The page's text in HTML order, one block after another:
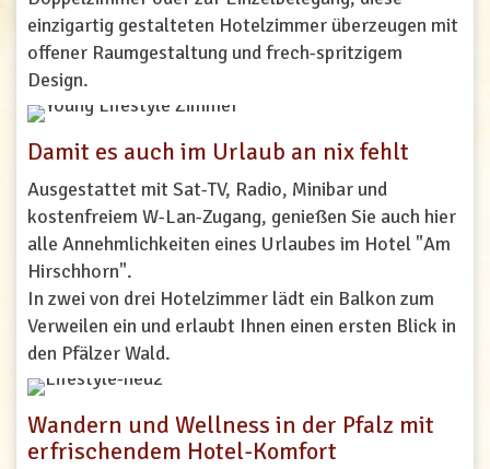
einzigartig gestalteten Hotelzimmer überzeugen mit
offener Raumgestaltung und frech-spritzigem
Design.
Damit es auch im Urlaub an nix fehlt
Ausgestattet mit Sat-TV, Radio, Minibar und
kostenfreiem W-Lan-Zugang, genießen Sie auch hier
alle Annehmlichkeiten eines Urlaubes im Hotel "Am
Hirschhorn".
In zwei von drei Hotelzimmer lädt ein Balkon zum
Verweilen ein und erlaubt Ihnen einen ersten Blick in
den Pfälzer Wald.
Wandern und Wellness in der Pfalz mit
erfrischendem Hotel-Komfort